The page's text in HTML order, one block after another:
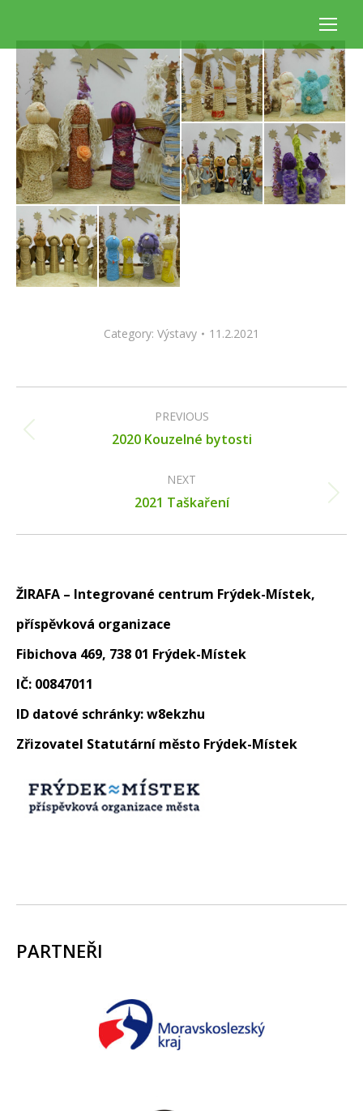
Category: Výstavy 11.2.2021
navigation
PREVIOUS
Previous
2020 Kouzelné bytosti
NEXT
Next
2021 Taškaření
ŽIRAFA – Integrované centrum Frýdek-Místek,
příspěvková organizace
Fibichova 469, 738 01 Frýdek-Místek
IČ: 00847011
ID datové schránky: w8ekzhu
Zřizovatel Statutární město Frýdek-Místek
PARTNEŘI